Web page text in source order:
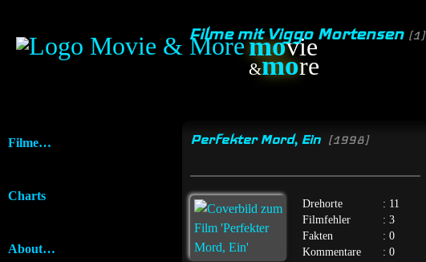
movie
&more
Filme mit Viggo Mortensen (1)
Filme…
Charts
About…
Perfekter Mord, Ein [1998]
Drehorte
: 11
Filmfehler
: 3
Fakten
: 0
Kommentare
: 0